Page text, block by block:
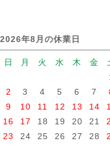
2026年8月の休業日
日 月 火 水 木 金
2
3 4 5 6 7
9
10 11 12 13 14
16
17 18 19 20 21
23
24 25 26 27 28